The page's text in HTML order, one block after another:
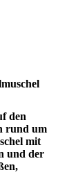
den
rund um
mit
und der